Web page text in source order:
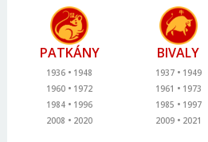
PATKÁNY
1936
1948
1960
1972
1984
1996
2008
2020
BIVALY
1937
1949
1961
1973
1985
1997
2009
2021